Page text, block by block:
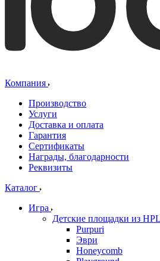
Компания
Производство
Услуги
Доставка и оплата
Гарантия
Сертификаты
Награды, благодарности
Реквизиты
Каталог
Игра
Детские площадки из
Purpuri
Эври
Honeycomb